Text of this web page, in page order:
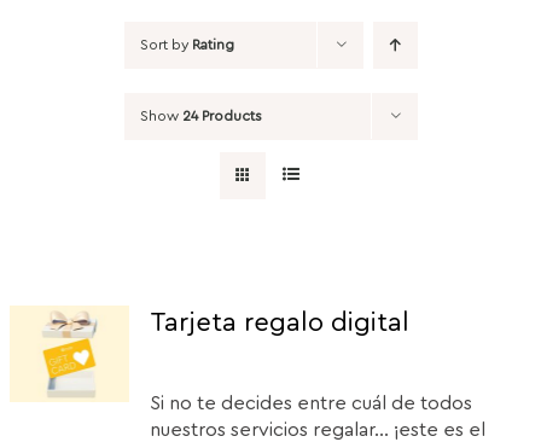
Sort by Rating
Show 24 Products
Tarjeta regalo digital
Si no te decides entre cuál de todos
nuestros servicios regalar... ¡este es el